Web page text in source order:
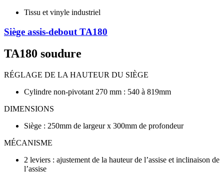
Tissu et vinyle industriel
Siège assis-debout TA180
TA180 soudure
RÉGLAGE DE LA HAUTEUR DU SIÈGE
Cylindre non-pivotant 270 mm : 540 à 819mm
DIMENSIONS
Siège : 250mm de largeur x 300mm de profondeur
MÉCANISME
2 leviers : ajustement de la hauteur de l’assise et inclinaison de
l’assise